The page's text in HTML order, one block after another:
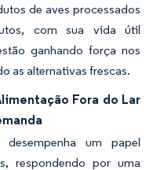
de aves processados
com sua vida útil
ganhando força nos
as alternativas frescas.
Fora do Lar
um papel
respondendo por uma